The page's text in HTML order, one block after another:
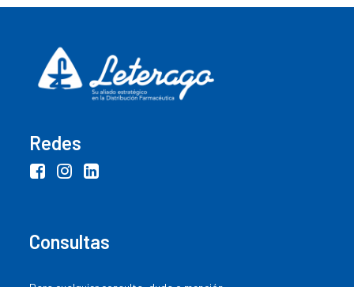
Redes
Consultas